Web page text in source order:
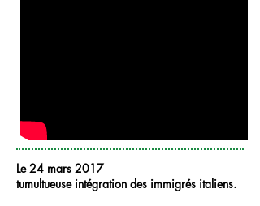
Le 24 mars 2017
tumultueuse intégration des immigrés italiens.